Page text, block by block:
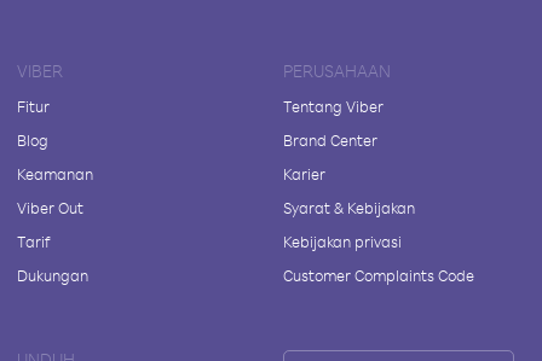
VIBER
Fitur
Blog
Keamanan
Viber Out
Tarif
Dukungan
PERUSAHAAN
Tentang Viber
Brand Center
Karier
Syarat & Kebijakan
Kebijakan privasi
Customer Complaints Code